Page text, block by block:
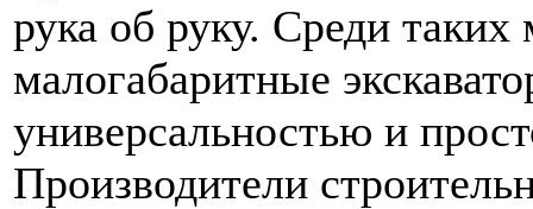
рука об руку. Среди
малогабаритные
универсальностью и
Производители